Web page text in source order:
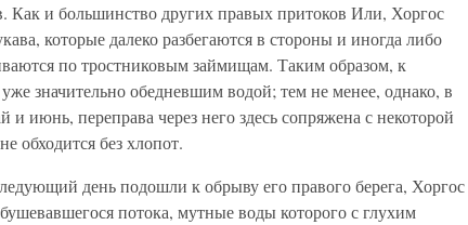
Как и большинство других правых притоков Или, Хоргос
которые далеко разбегаются в стороны и иногда либо
по тростниковым займищам. Таким образом, к
значительно обедневшим водой; тем не менее, однако, в
июнь, переправа через него здесь сопряжена с некоторой
обходится без хлопот.
день подошли к обрыву его правого берега, Хоргос
потока, мутные воды которого с глухим